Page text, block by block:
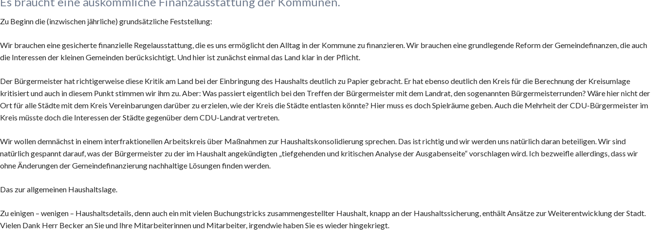
Zu Beginn die (inzwischen jährliche) grundsätzliche Feststellung:
Wir brauchen eine gesicherte finanzielle Regelausstattung, die es uns ermöglicht den Alltag in der Kommune zu finanzieren. Wir brauchen eine grundlegende Reform der Gemeindefinanzen, die auch
die Interessen der kleinen Gemeinden berücksichtigt. Und hier ist zunächst einmal das Land klar in der Pflicht.
Der Bürgermeister hat richtigerweise diese Kritik am Land bei der Einbringung des Haushalts deutlich zu Papier gebracht. Er hat ebenso deutlich den Kreis für die Berechnung der Kreisumlage
kritisiert und auch in diesem Punkt stimmen wir ihm zu. Aber: Was passiert eigentlich bei den Treffen der Bürgermeister mit dem Landrat, den sogenannten Bürgermeisterrunden? Wäre hier nicht der
Ort für alle Städte mit dem Kreis Vereinbarungen darüber zu erzielen, wie der Kreis die Städte entlasten könnte? Hier muss es doch Spielräume geben. Auch die Mehrheit der CDU-Bürgermeister im
Kreis müsste doch die Interessen der Städte gegenüber dem CDU-Landrat vertreten.
Wir wollen demnächst in einem interfraktionellen Arbeitskreis über Maßnahmen zur Haushaltskonsolidierung sprechen. Das ist richtig und wir werden uns natürlich daran beteiligen. Wir sind
natürlich gespannt darauf, was der Bürgermeister zu der im Haushalt angekündigten „tiefgehenden und kritischen Analyse der Ausgabenseite“ vorschlagen wird. Ich bezweifle allerdings, dass wir
ohne Änderungen der Gemeindefinanzierung nachhaltige Lösungen finden werden.
Das zur allgemeinen Haushaltslage.
Zu einigen – wenigen – Haushaltsdetails, denn auch ein mit vielen Buchungstricks zusammengestellter Haushalt, knapp an der Haushaltssicherung, enthält Ansätze zur Weiterentwicklung der Stadt.
Vielen Dank Herr Becker an Sie und Ihre Mitarbeiterinnen und Mitarbeiter, irgendwie haben Sie es wieder hingekriegt.